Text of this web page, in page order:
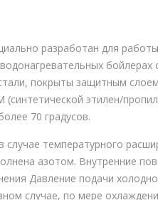
разработан для
бойлерах
покрыты защитным
этилен/
70 градусов.
случае температурного
азотом. Внутренние
Давление подачи
случае, по мере